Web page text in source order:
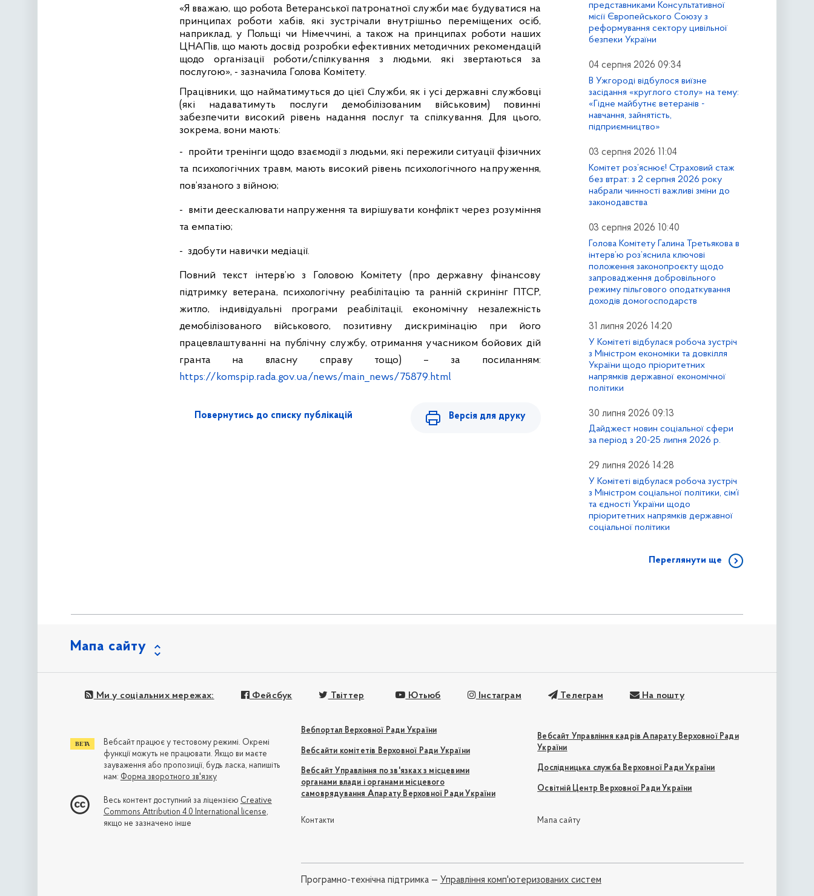
«Я вважаю, що робота Ветеранської патронатної служби має будуватися на
принципах роботи хабів, які зустрічали внутрішньо переміщених осіб,
наприклад, у Польщі чи Німеччині, а також на принципах роботи наших
ЦНАПів, що мають досвід розробки ефективних методичних рекомендацій
щодо організації роботи/спілкування з людьми, які звертаються за
послугою», - зазначила Голова Комітету.
Працівники, що найматимуться до цієї Служби, як і усі державні службовці
(які надаватимуть послуги демобілізованим військовим) повинні
забезпечити високий рівень надання послуг та спілкування. Для цього,
зокрема, вони мають:
- пройти тренінги щодо взаємодії з людьми, які пережили ситуації фізичних
та психологічних травм, мають високий рівень психологічного напруження,
пов’язаного з війною;
- вміти деескалювати напруження та вирішувати конфлікт через розуміння
та емпатію;
- здобути навички медіації.
Повний текст інтерв’ю з Головою Комітету (продержавну фінансову
підтримку ветерана, психологічну реабілітацію та ранній скринінг ПТСР,
житло, індивідуальні програми реабілітації, економічну незалежність
демобілізованого військового, позитивну дискримінацію при його
працевлаштуванні на публічну службу, отримання учасником бойових дій
гранта на власну справу тощо) – за посиланням:
https://komspip.rada.gov.ua/news/main_news/75879.html
Повернутись до списку публікацій Версія для друку
представниками Консультативної
місії Європейського Союзу з
реформування сектору цивільної
безпеки України
04 серпня 2026 09:34
В Ужгороді відбулося виїзне
засідання «круглого столу» на тему:
«Гідне майбутнє ветеранів -
навчання, зайнятість,
підприємництво»
03 серпня 2026 11:04
Комітет роз’яснює! Страховий стаж
без втрат: з 2 серпня 2026 року
набрали чинності важливі зміни до
законодавства
03 серпня 2026 10:40
Голова Комітету Галина Третьякова в
інтерв’ю роз’яснила ключові
положення законопроєкту щодо
запровадження добровільного
режиму пільгового оподаткування
доходів домогосподарств
31 липня 2026 14:20
У Комітеті відбулася робоча зустріч
з Міністром економіки та довкілля
України щодо пріоритетних
напрямків державної економічної
політики
30 липня 2026 09:13
Дайджест новин соціальної сфери
за період з 20-25 липня 2026 р.
29 липня 2026 14:28
У Комітеті відбулася робоча зустріч
з Міністром соціальної політики, сім’ї
та єдності України щодо
пріоритетних напрямків державної
соціальної політики
Переглянути ще
Мапа сайту
Ми у соціальних мережах: Фейсбук Твіттер Ютьюб Інстаграм Телеграм На пошту
Вебпортал Верховної Ради України
Вебсайти комітетів Верховної Ради України
Вебсайт Управління по зв'язках з місцевими
органами влади і органами місцевого
самоврядування Апарату Верховної Ради України
Вебсайт Управління кадрів Апарату Верховної Ради
України
Дослідницька служба Верховної Ради України
Освітній Центр Верховної Ради України
Контакти Мапа сайту
Програмно-технічна підтримка — Управління комп'ютеризованих систем
Вебсайт працює у тестовому режимі. Окремі
функції можуть не працювати. Якщо ви маєте
зауваження або пропозиції, будь ласка, напишіть
нам: Форма зворотного зв'язку
Весь контент доступний за ліцензією Creative
Commons Attribution 4.0 International license,
якщо не зазначено інше